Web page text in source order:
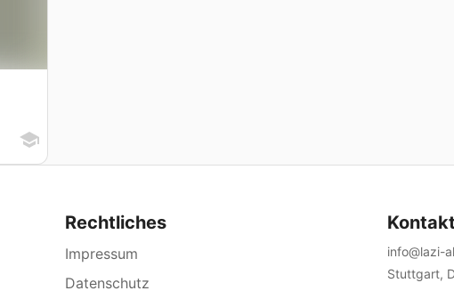
Rechtliches
Impressum
Datenschutz
Kontakt
info@lazi-
Stuttgart,